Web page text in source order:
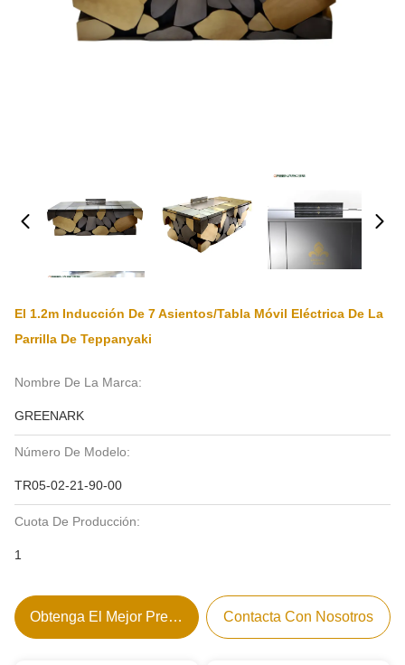
El 1.2m Inducción De 7 Asientos/tabla Móvil Eléctrica De La
Parrilla De Teppanyaki
Nombre De La Marca:
GREENARK
Número De Modelo:
TR05-02-21-90-00
Cuota De Producción:
1
Obtenga El Mejor Precio Contacta Con Nosotros